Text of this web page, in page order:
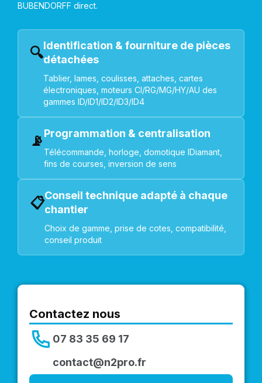
BUBENDORFF direct.
🔍Identification & fourniture de pièces
détachées
Tablier, lames, coulisses, attaches, cartes
électroniques, moteurs CI/RG/MG/HY/AU des
gammes ID/ID1/ID2/ID3/ID4
📡Programmation & centralisation
Télécommande, horloge, domotique IDiamant,
fins de courses, inversion de sens
📋Conseil technique adapté à chaque
chantier
Choix de gamme, prise de cotes, compatibilité,
conseil produit
Contactez nous
07 83 35 69 17
contact@n2pro.fr